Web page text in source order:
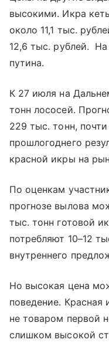
высокими. Икра
около 11,1 тыс.
12,6 тыс. рублей. На
путина.
К 27 июля на
тонн лососей.
229 тыс. тонн,
прошлогоднего
красной икры на
По оценкам
прогнозе вылова
тыс. тонн готовой
потребляют 10–12
внутреннего
Но высокая цена
поведение. Красная
не товаром первой
слишком высокой